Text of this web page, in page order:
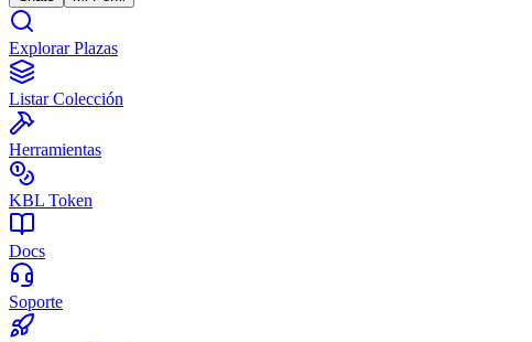
Explorar Plazas
Listar Colección
Herramientas
KBL Token
Docs
Soporte